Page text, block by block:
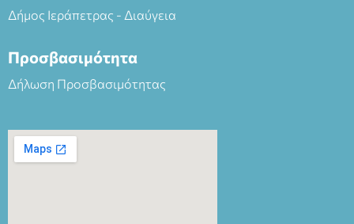
Δήμος Ιεράπετρας - Διαύγεια
Προσβασιμότητα
Δήλωση Προσβασιμότητας